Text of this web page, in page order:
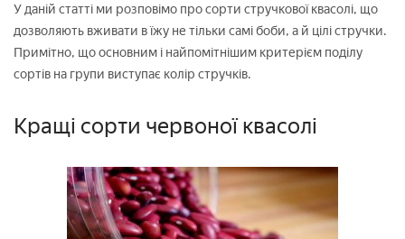
У даній статті ми розповімо про сорти стручкової квасолі, що
дозволяють вживати в їжу не тільки самі боби, а й цілі стручки.
Примітно, що основним і найпомітнішим критерієм поділу
сортів на групи виступає колір стручків.
Кращі сорти червоної квасолі